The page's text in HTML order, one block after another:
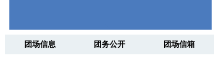
团场信息 团务公开 团场信箱